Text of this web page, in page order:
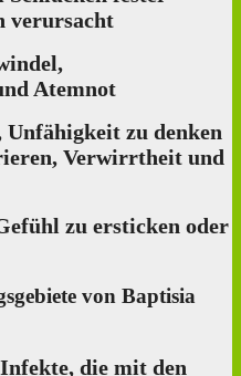
verursacht
Atemnot
Unfähigkeit zu denken
Verwirrtheit und
zu ersticken oder
von Baptisia
die mit den